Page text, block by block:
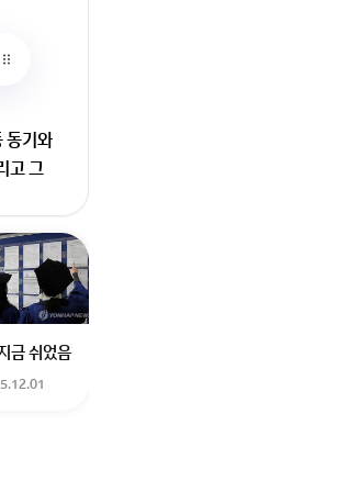
동기와
고 그
거같은데기승전결로 나눠서 기. 하고 설명하고
번해보자고 계정 빌려줬는데 제한이라고 접속이 안
에서 부산으로 가는 열차를 예매하려고 하는데 언
금 쉬었음청년40만명이라는데 4년대학졸업생이 많